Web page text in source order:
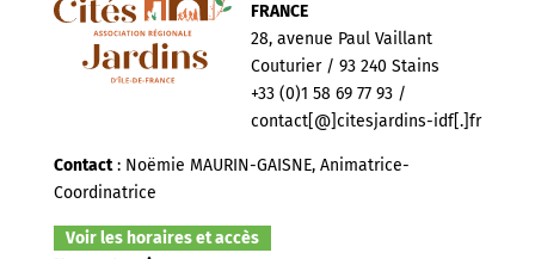
FRANCE
28, avenue Paul Vaillant
Couturier / 93 240 Stains
+33 (0)1 58 69 77 93 /
contact[@]citesjardins-idf[.]fr
Contact: Noëmie MAURIN-GAISNE, Animatrice-
Coordinatrice
Voir les horaires et accès